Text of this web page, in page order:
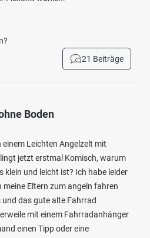
21 Beiträge
Boden
Leichten Angelzelt mit
jetzt erstmal Komisch, warum
klein und leicht ist? Ich habe leider
Eltern zum angeln fahren
das gute alte Fahrrad
mit einem Fahrradanhänger
einen Tipp oder eine